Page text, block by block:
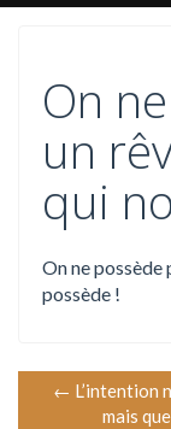
On
un
qui
On ne possède
possède !
← L’intention
mais